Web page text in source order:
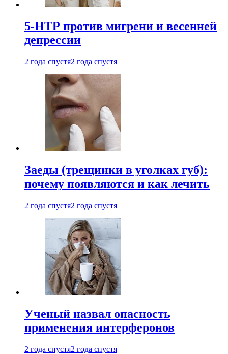
5-НТР против мигрени и весенней
депрессии
2 года спустя2 года спустя
Заеды (трещинки в уголках губ):
почему появляются и как лечить
2 года спустя2 года спустя
Ученый назвал опасность
применения интерферонов
2 года спустя2 года спустя